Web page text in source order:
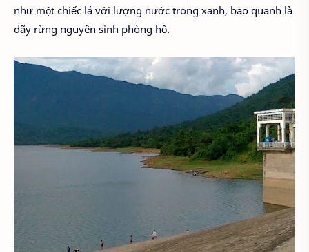
như một chiếc lá với lượng nước trong xanh, bao quanh là
dãy rừng nguyên sinh phòng hộ.